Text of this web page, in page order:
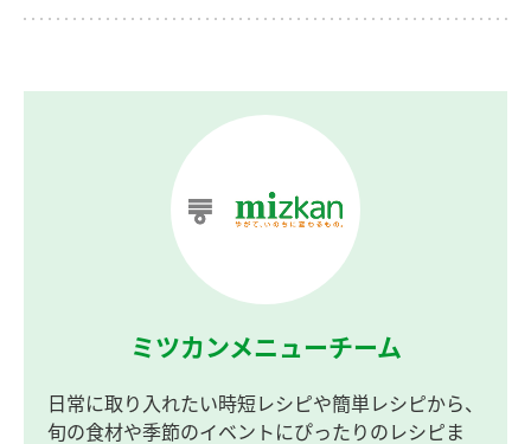
ミツカンメニューチーム
日常に取り入れたい時短レシピや簡単レシピから、
旬の食材や季節のイベントにぴったりのレシピま